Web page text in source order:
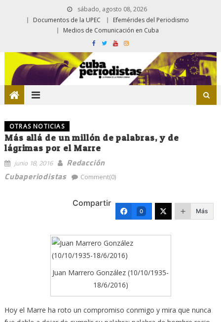
sábado, agosto 08, 2026
Documentos de la UPEC
Efemérides del Periodismo
Medios de Comunicación en Cuba
OTRAS NOTICIAS
Más allá de un millón de palabras, y de
lágrimas por el Marre
junio 18, 2016
Redacción
Cubaperiodistas
Comment(0)
Compartir
0 Más
Juan Marrero González (10/10/1935-
18/6/2016)
Hoy el Marre ha roto un compromiso conmigo y mira que nunca